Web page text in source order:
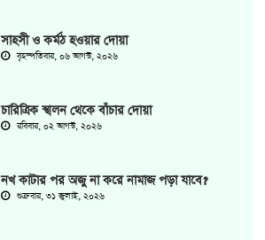
সাহসী ও কর্মঠ হওয়ার দোয়া
বৃহস্পতিবার, ০৬ আগস্ট, ২০২৬
চারিত্রিক স্খলন থেকে বাঁচার দোয়া
রবিবার, ০২ আগস্ট, ২০২৬
নখ কাটার পর অজু না করে নামাজ পড়া যাবে?
শুক্রবার, ৩১ জুলাই, ২০২৬